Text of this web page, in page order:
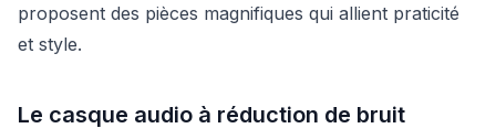
proposent des pièces magnifiques qui allient praticité
et style.
Le casque audio à réduction de bruit